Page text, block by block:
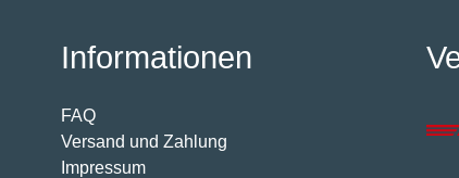
Informationen
FAQ
Versand und Zahlung
Impressum